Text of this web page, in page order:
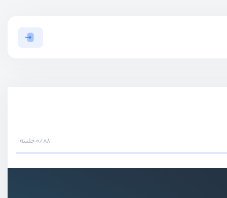
0/88 جلسه